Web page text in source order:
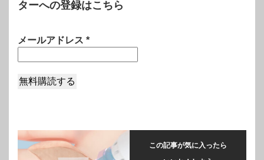
ターへの登録はこちら
メールアドレス *
この記事が気に入ったら